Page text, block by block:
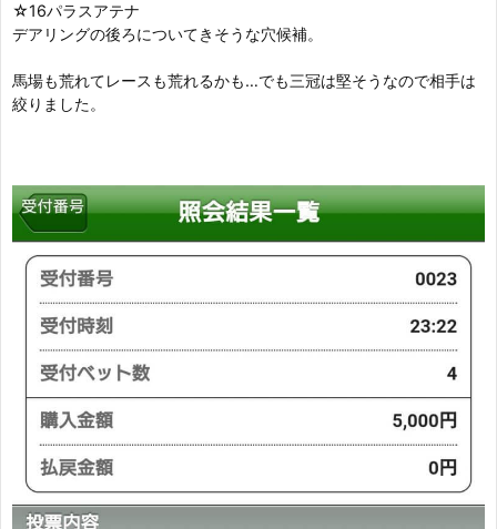
☆16パラスアテナ
デアリングの後ろについてきそうな穴候補。
馬場も荒れてレースも荒れるかも…でも三冠は堅そうなので相手は
絞りました。